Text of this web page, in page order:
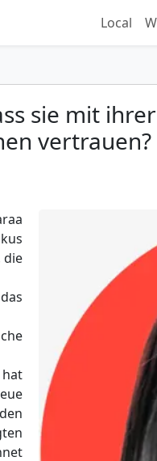
Local
sie mit
vertrauen?
die